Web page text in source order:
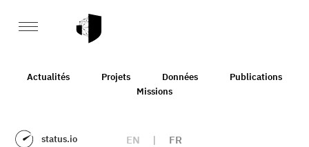
Actualités Projets Données
Publications
Missions
status.io EN | FR